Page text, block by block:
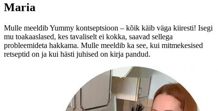
Maria
Mulle meeldib Yummy kontseptsioon – kõik käib väga kiiresti! Isegi
mu toakaaslased, kes tavaliselt ei kokka, saavad sellega
probleemideta hakkama. Mulle meeldib ka see, kui mitmekesised
retseptid on ja kui hästi juhised on kirja pandud.